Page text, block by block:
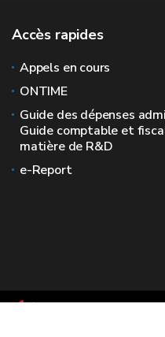
Accès rapides
Appels en cours
ONTIME
Guide des dépenses
Guide comptable et
matière de R&D
e-Report